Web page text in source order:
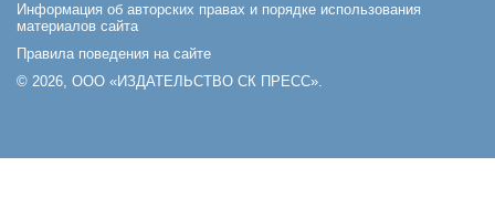
Информация об авторских правах и порядке использования
материалов сайта
Правила поведения на сайте
© 2026, ООО «ИЗДАТЕЛЬСТВО СК ПРЕСС».